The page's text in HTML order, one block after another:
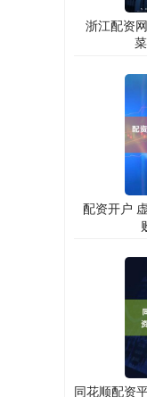
浙江配资
配资开户
同花顺配资